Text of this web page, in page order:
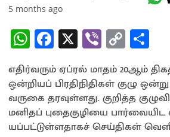
5 months ago
W
h
at
sA
p
Fa
ce
b
o
o
X Vi
b
er
C
o
py
Li
n
h
ar
e
எதிர்வரும் ஏப்ரல் மாதம் 20ஆம்
ஒன்றியப் பிரதிநிதிகள் குழு
வருகை தரவுள்ளது. குறித்த
மனிதப் புதைகுழியை
யப்பட்டுள்ளதாகச் செய்திகள்